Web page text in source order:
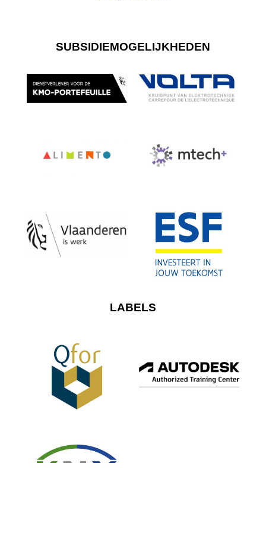
SUBSIDIEMOGELIJKHEDEN
LABELS